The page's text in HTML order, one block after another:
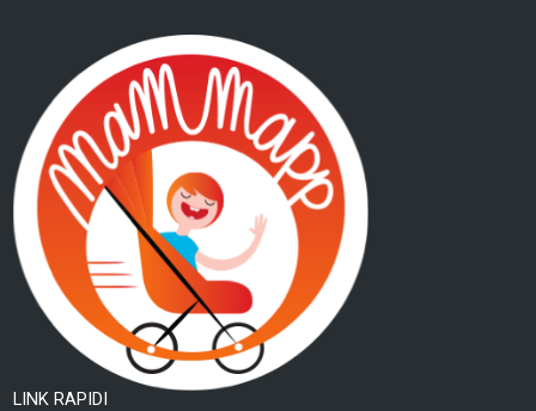
LINK RAPIDI